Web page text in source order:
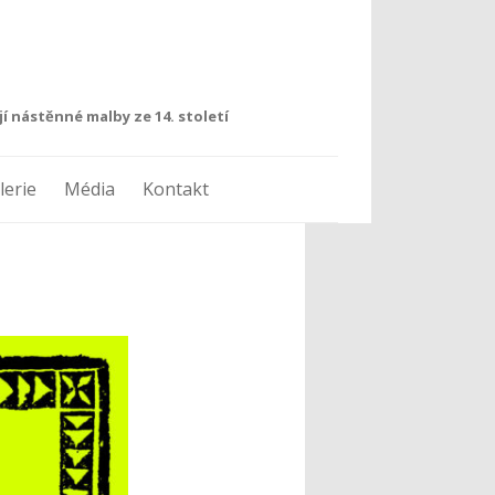
nástěnné malby ze 14. století
Média Kontakt